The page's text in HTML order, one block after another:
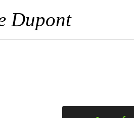
Dupont